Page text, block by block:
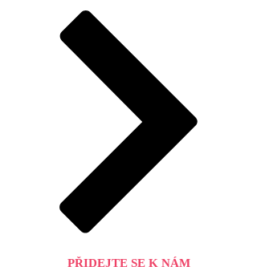
PŘIDEJTE SE K NÁM